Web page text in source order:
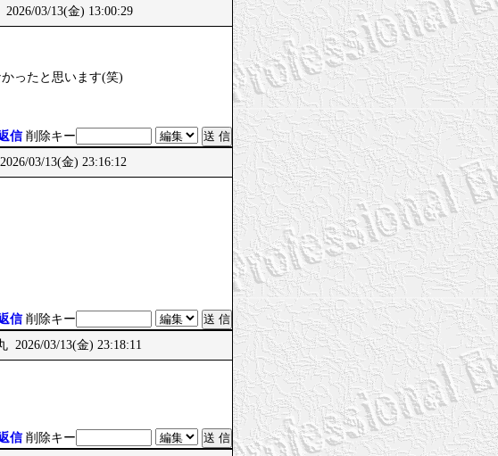
03/13(金) 13:00:29
ったと思います(笑)
信 削除キー
03/13(金) 23:16:12
信 削除キー
2026/03/13(金) 23:18:11
信 削除キー